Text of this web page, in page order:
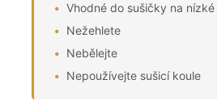
Vhodné do sušičky na
Nežehlete
Nebělejte
Nepoužívejte sušicí koule